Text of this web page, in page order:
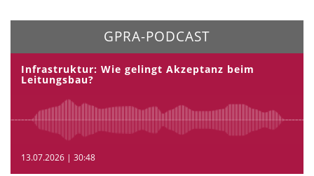
GPRA-PODCAST
Infrastruktur: Wie gelingt Akzeptanz beim
Leitungsbau?
13.07.2026 | 30:48